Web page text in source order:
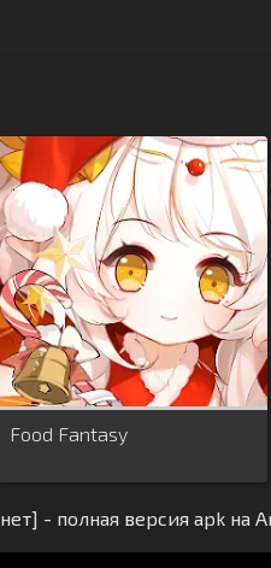
Food Fantasy
- полная версия apk на